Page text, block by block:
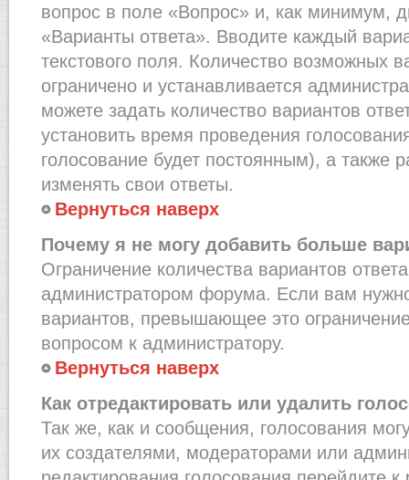
вопрос в поле «Вопрос» и, как минимум,
«Варианты ответа». Вводите каждый
текстового поля. Количество возможных
ограничено и устанавливается
можете задать количество вариантов
установить время проведения
голосование будет постоянным), а также
изменять свои ответы.
Вернуться наверх
Почему я не могу добавить больше
Ограничение количества вариантов
администратором форума. Если вам
вариантов, превышающее это
вопросом к администратору.
Вернуться наверх
Как отредактировать или удалить
Так же, как и сообщения, голосования
их создателями, модераторами или